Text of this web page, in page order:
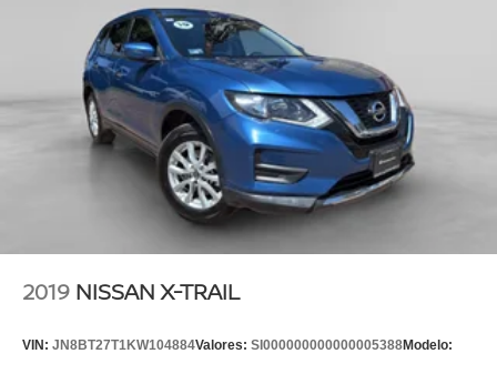
2019 NISSAN X-TRAIL
VIN: JN8BT27T1KW104884Valores: SI000000000000005388Modelo: